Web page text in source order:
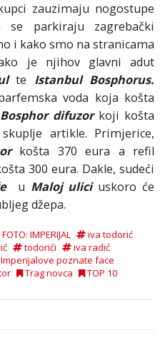
zauzimaju nogostupe
parkiraju zagrebački
i kako smo na stranicama
je njihov glavni adut
te Istanbul Bosphorus.
voda koja košta
difuzor koji košta
artikle. Primjerice,
košta 370 eura a refil
300 eura. Dakle, sudeći
u Maloj ulici uskoro će
džepa.
IMPERIJAL
iva todorić
todorići
iva radić
poznate face
Trag novca
TOP 10